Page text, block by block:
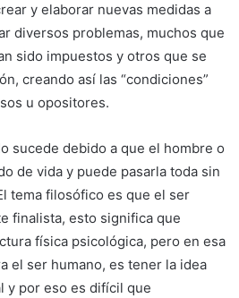
y elaborar nuevas medidas a
diversos problemas, muchos que
sido impuestos y otros que se
creando así las “condiciones”
u opositores.
sucede debido a que el hombre o
de vida y puede pasarla toda sin
tema filosófico es que el ser
finalista, esto significa que
física psicológica, pero en esa
el ser humano, es tener la idea
y por eso es difícil que